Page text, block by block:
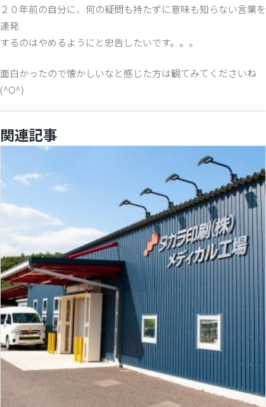
２０年前の自分に、何の疑問も持たずに意味も知らない言葉を
連発
するのはやめるようにと忠告したいです。。。
面白かったので懐かしいなと感じた方は観てみてくださいね
(^O^)
関連記事